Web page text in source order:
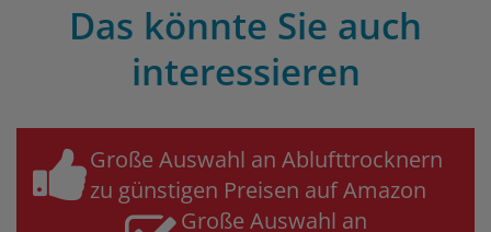
Das könnte Sie auch
interessieren
Große Auswahl an Ablufttrocknern
zu günstigen Preisen auf Amazon
Große Auswahl an